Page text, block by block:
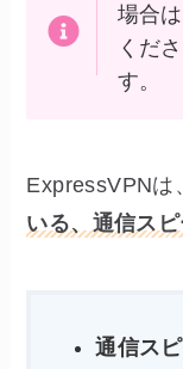
場合は
くだ
す。
ExpressVPNは
いる、通信ス
通信ス